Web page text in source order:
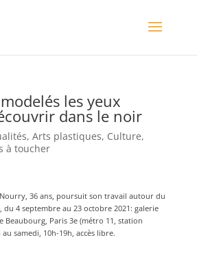
les yeux
dans le noir
, Arts plastiques, Culture,
à toucher
36 ans, poursuit son travail autour du
du 4 septembre au 23 octobre 2021: galerie
Beaubourg, Paris 3e (métro 11, station
samedi, 10h-19h, accès libre.